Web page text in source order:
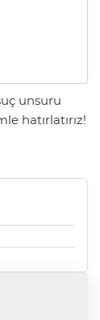
unsuru
hatırlatırız!